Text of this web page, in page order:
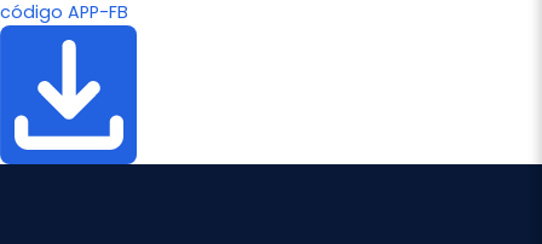
código APP-FB